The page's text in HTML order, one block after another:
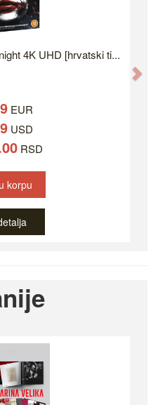
4K UHD [hrvatski ti...
EUR
USD
RSD
korpu